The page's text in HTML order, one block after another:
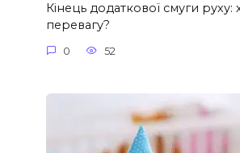
Кінець додаткової смуги руху:
перевагу?
0 52